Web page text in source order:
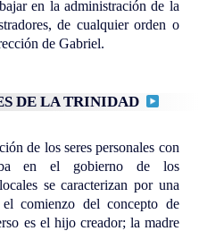
en la administración de la
de cualquier orden o
de Gabriel.
DE LA TRINIDAD
de los seres personales con
en el gobierno de los
se caracterizan por una
comienzo del concepto de
es el hijo creador; la madre